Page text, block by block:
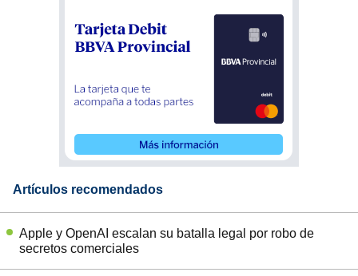
Artículos recomendados
Apple y OpenAI escalan su batalla legal por robo de
secretos comerciales